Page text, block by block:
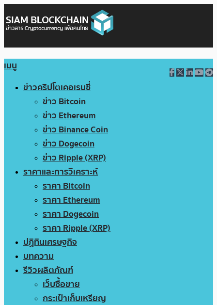
เมนู
ข่าวคริปโตเคอเรนซี่
ข่าว Bitcoin
ข่าว Ethereum
ข่าว Binance Coin
ข่าว Dogecoin
ข่าว Ripple (XRP)
ราคาและการวิเคราะห์
ราคา Bitcoin
ราคา Ethereum
ราคา Dogecoin
ราคา Ripple (XRP)
ปฏิทินเศรษฐกิจ
บทความ
รีวิวผลิตภัณฑ์
เว็บซื้อขาย
กระเป๋าเก็บเหรียญ